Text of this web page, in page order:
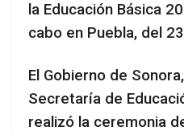
la Educación Básica
cabo en Puebla, del
El Gobierno de
Secretaría de
realizó la ceremonia